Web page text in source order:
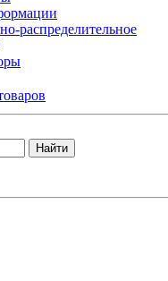
распределительное